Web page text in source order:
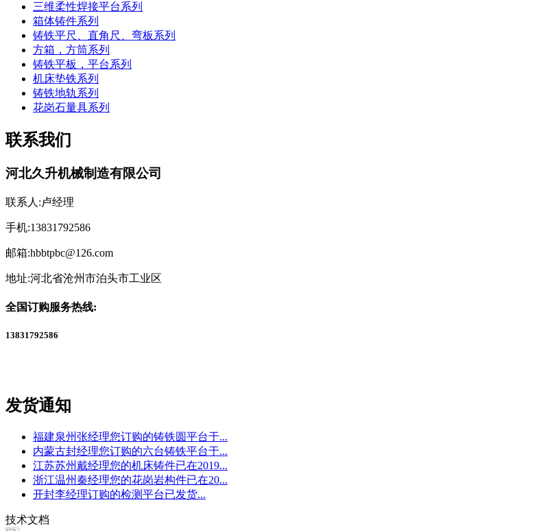
三维柔性焊接平台系列
箱体铸件系列
铸铁平尺、直角尺、弯板系列
方箱，方筒系列
铸铁平板，平台系列
机床垫铁系列
铸铁地轨系列
花岗石量具系列
联系我们
河北久升机械制造有限公司
联系人:卢经理
手机:13831792586
邮箱:hbbtpbc@126.com
地址:河北省沧州市泊头市工业区
全国订购服务热线:
13831792586
发货通知
福建泉州张经理您订购的铸铁圆平台于...
内蒙古封经理您订购的六台铸铁平台于...
江苏苏州戴经理您的机床铸件已在2019...
浙江温州秦经理您的花岗岩构件已在20...
开封李经理订购的检测平台已发货...
技术文档